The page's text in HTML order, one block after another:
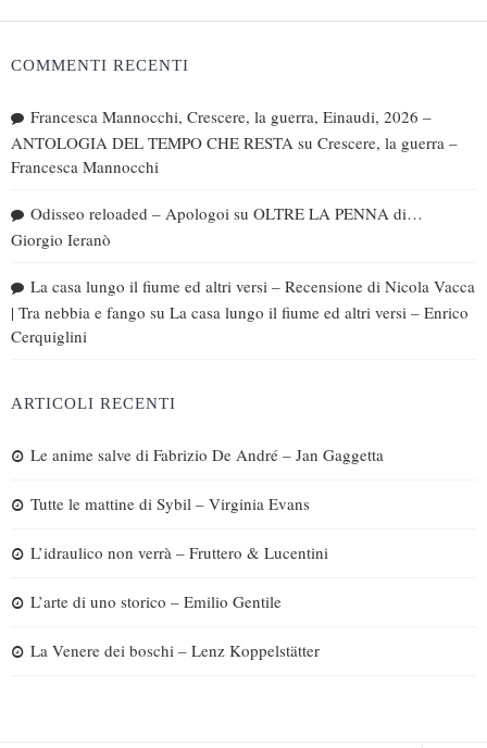
COMMENTI RECENTI
Francesca Mannocchi, Crescere, la guerra, Einaudi, 2026 –
ANTOLOGIA DEL TEMPO CHE RESTA su Crescere, la guerra –
Francesca Mannocchi
Odisseo reloaded – Apologoi su OLTRE LA PENNA di…
Giorgio Ieranò
La casa lungo il fiume ed altri versi – Recensione di Nicola Vacca
| Tra nebbia e fango su La casa lungo il fiume ed altri versi – Enrico
Cerquiglini
ARTICOLI RECENTI
Le anime salve di Fabrizio De André – Jan Gaggetta
Tutte le mattine di Sybil – Virginia Evans
L’idraulico non verrà – Fruttero & Lucentini
L’arte di uno storico – Emilio Gentile
La Venere dei boschi – Lenz Koppelstätter